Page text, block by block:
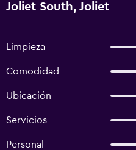
Joliet South, Joliet
Limpieza
Comodidad
Ubicación
Servicios
Personal